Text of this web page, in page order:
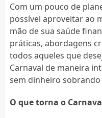
Com um pouco de
possível aproveitar ao
mão de sua saúde
práticas, abordagens
todos aqueles que
Carnaval de maneira
sem dinheiro
O que torna o